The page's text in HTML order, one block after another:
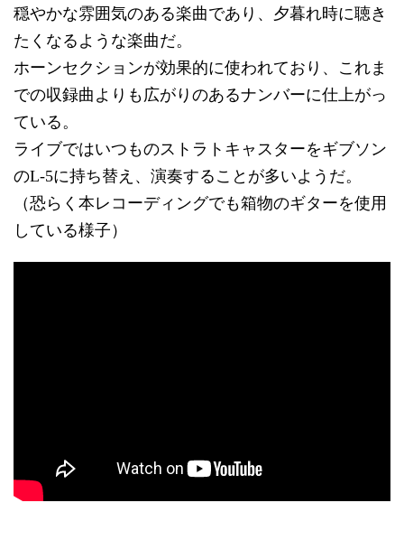
穏やかな雰囲気のある楽曲であり、夕暮れ時に聴き
たくなるような楽曲だ。
ホーンセクションが効果的に使われており、これま
での収録曲よりも広がりのあるナンバーに仕上がっ
ている。
ライブではいつものストラトキャスターをギブソン
のL-5に持ち替え、演奏することが多いようだ。
（恐らく本レコーディングでも箱物のギターを使用
している様子）